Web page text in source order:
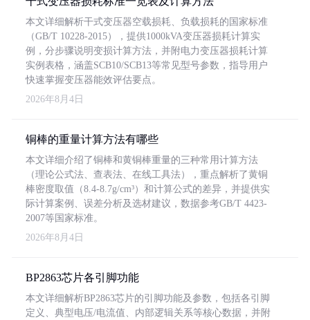
本文详细解析干式变压器空载损耗、负载损耗的国家标准
（GB/T 10228-2015），提供1000kVA变压器损耗计算实
例，分步骤说明变损计算方法，并附电力变压器损耗计算
实例表格，涵盖SCB10/SCB13等常见型号参数，指导用户
快速掌握变压器能效评估要点。
2026年8月4日
铜棒的重量计算方法有哪些
本文详细介绍了铜棒和黄铜棒重量的三种常用计算方法
（理论公式法、查表法、在线工具法），重点解析了黄铜
棒密度取值（8.4-8.7g/cm³）和计算公式的差异，并提供实
际计算案例、误差分析及选材建议，数据参考GB/T 4423-
2007等国家标准。
2026年8月4日
BP2863芯片各引脚功能
本文详细解析BP2863芯片的引脚功能及参数，包括各引脚
定义、典型电压/电流值、内部逻辑关系等核心数据，并附